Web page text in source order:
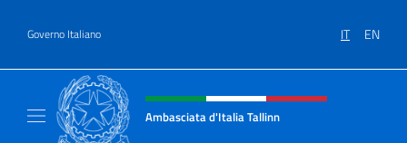
Governo Italiano IT EN
Intestazione sito, social e menù
Ambasciata d'Italia Tallinn